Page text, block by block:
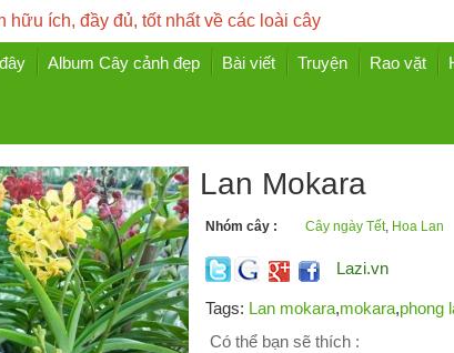
hữu ích, đầy đủ, tốt nhất về các loài cây
Album Cây cảnh đẹp Bài viết Truyện Rao vặt
Lan Mokara
Nhóm cây : Cây ngày Tết, Hoa Lan
Lazi.vn
Tags: Lan mokara,mokara,phong
Có thể bạn sẽ thích :